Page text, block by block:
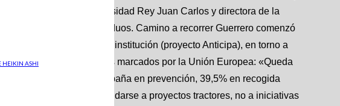
HEIKIN ASHI
Química – Universidad Rey Juan Carlos y directora de la
Sostenible de Residuos. Camino a recorrer Guerrero comenzó
y analizados por su institución (proyecto Anticipa), en torno a
2022, con los objetivos marcados por la Unión Europea: «Queda
de cumplimiento en España en prevención, 39,5% en recogida
europeos deberían darse a proyectos tractores, no a iniciativas